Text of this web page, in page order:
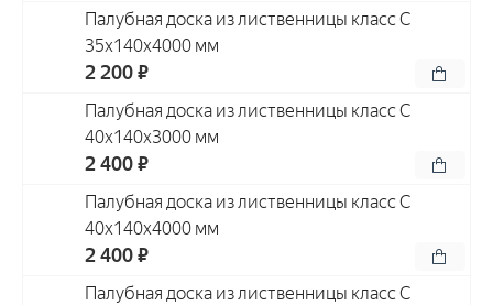
Палубная доска из лиственницы класс С
35x140x4000 мм
2 200 ₽
Палубная доска из лиственницы класс С
40x140x3000 мм
2 400 ₽
Палубная доска из лиственницы класс С
40x140x4000 мм
2 400 ₽
Палубная доска из лиственницы класс С